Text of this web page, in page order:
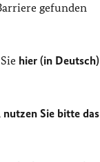
gefunden
hier (in Deutsch)
Sie bitte das